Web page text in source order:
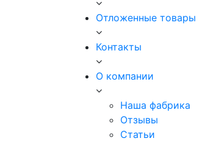
Отложенные товары
Контакты
О компании
Наша фабрика
Отзывы
Статьи